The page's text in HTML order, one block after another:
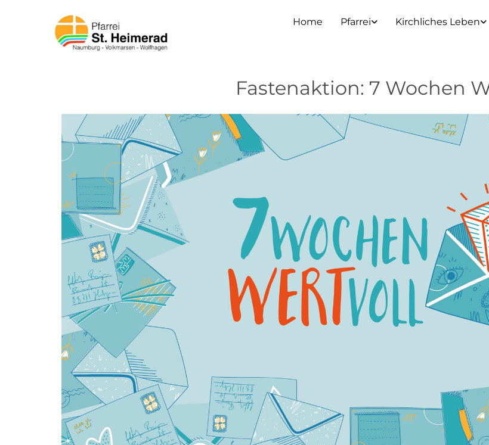
Home
Pfarrei Kirchliches Leben
Fastenaktion: 7 Wochen